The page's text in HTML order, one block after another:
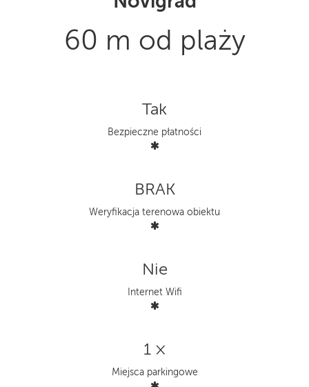
60 m od plaży
Tak
Bezpieczne płatności
BRAK
Weryfikacja terenowa obiektu
Nie
Internet Wifi
1 ×
Miejsca parkingowe